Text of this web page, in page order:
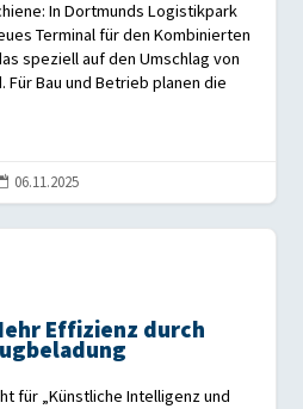
In Dortmunds Logistikpark
Terminal für den Kombinierten
speziell auf den Umschlag von
Bau und Betrieb planen die
06.11.2025
Effizienz durch
für „Künstliche Intelligenz und